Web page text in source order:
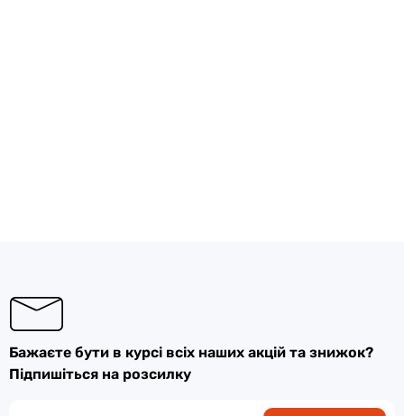
Бажаєте бути в курсі всіх наших акцій та знижок?
Підпишіться на розсилку